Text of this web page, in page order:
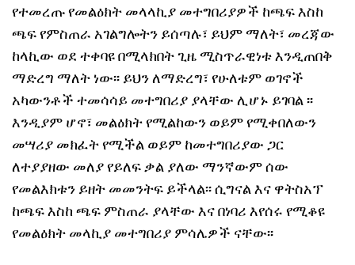
የተመረጡ የመልዕክት መላላኪያ መተግበሪያዎች ከጫፍ እስከ
ጫፍ የምስጠራ አገልግሎትን ይሰጣሉ፣ ይህም ማለት፣ መረጃው
ከላኪው ወደ ተቀባዩ በሚላክበት ጊዜ ሚስጥራዊነቱ እንዲጠበቅ
ማድረግ ማለት ነው፡፡ ይህን ለማድረግ፣ የሁለቱም ወገኖች
አካውንቶች ተመሳሳይ መተግበሪያ ያላቸው ሊሆኑ ይገባል ፡፡
እንዲያም ሆኖ፣ መልዕክት የሚልከውን ወይም የሚቀበለውን
መሣሪያ መክፈት የሚችል ወይም ከመተግበሪያው ጋር
ለተያያዘው መለያ የይለፍ ቃል ያለው ማንኛውም ሰው
የመልእክቱን ይዘት መመንትፍ ይችላል፡፡ ሲግናል እና ዋትስአፕ
ከጫፍ እስከ ጫፍ ምስጠራ ያላቸው እና በነባሪ እየሰሩ የሚቆዩ
የመልዕክት መላኪያ መተግበሪያ ምሳሌዎች ናቸው፡፡